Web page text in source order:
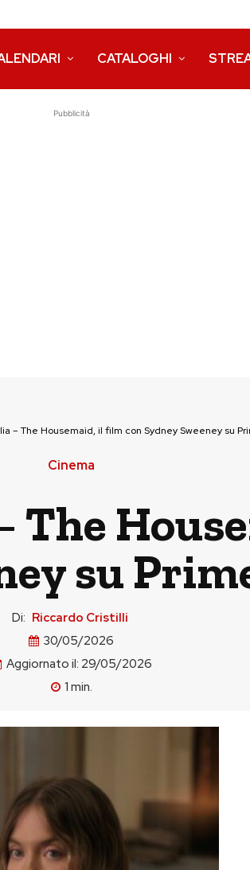
CATALOGHI
Pubblicità
– The Housemaid, il film con Sydney Sweeney su
Cinema
The
su
Di: Riccardo Cristilli
30/05/2026
Aggiornato il: 29/05/2026
1 min.